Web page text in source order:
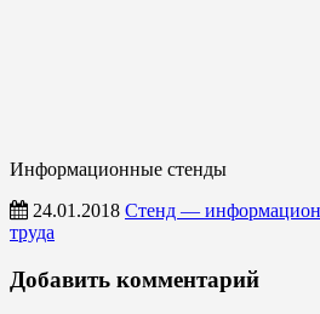
Информационные стенды
24.01.2018 Стенд —
труда
Информационные
стенды
Добавить комментарий